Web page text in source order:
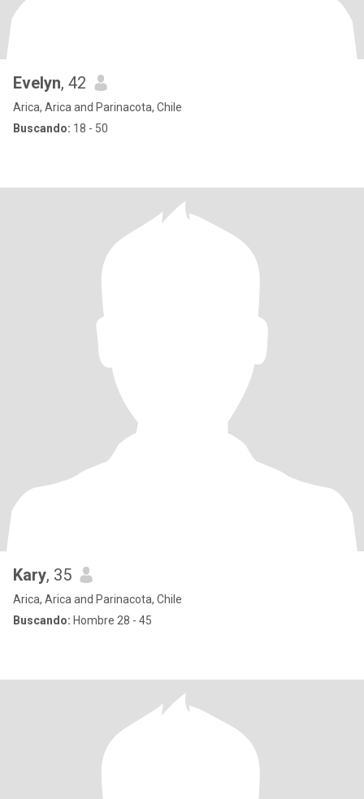
Evelyn, 42
Arica, Arica and Parinacota, Chile
Buscando: 18 - 50
Kary, 35
Arica, Arica and Parinacota, Chile
Buscando: Hombre 28 - 45